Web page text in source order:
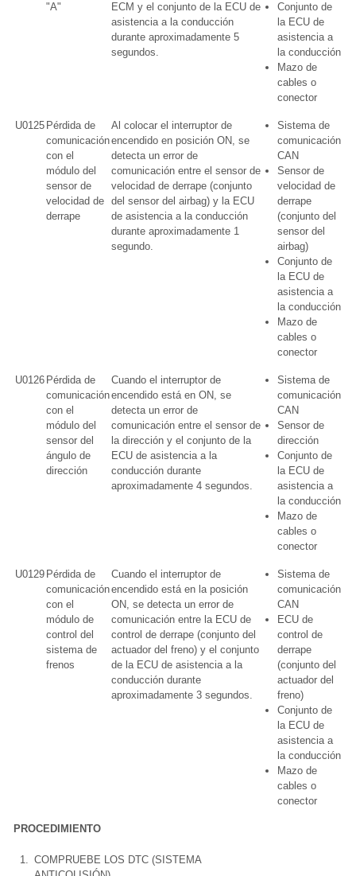
"A"
ECM y el conjunto de la ECU de
asistencia a la conducción
durante aproximadamente 5
segundos.
Conjunto de
la ECU de
asistencia a
la conducción
Mazo de
cables o
conector
U0125 Pérdida de
comunicación
con el
módulo del
sensor de
velocidad de
derrape
Al colocar el interruptor de
encendido en posición ON, se
detecta un error de
comunicación entre el sensor de
velocidad de derrape (conjunto
del sensor del airbag) y la ECU
de asistencia a la conducción
durante aproximadamente 1
segundo.
Sistema de
comunicación
CAN
Sensor de
velocidad de
derrape
(conjunto del
sensor del
airbag)
Conjunto de
la ECU de
asistencia a
la conducción
Mazo de
cables o
conector
U0126 Pérdida de
comunicación
con el
módulo del
sensor del
ángulo de
dirección
Cuando el interruptor de
encendido está en ON, se
detecta un error de
comunicación entre el sensor de
la dirección y el conjunto de la
ECU de asistencia a la
conducción durante
aproximadamente 4 segundos.
Sistema de
comunicación
CAN
Sensor de
dirección
Conjunto de
la ECU de
asistencia a
la conducción
Mazo de
cables o
conector
U0129 Pérdida de
comunicación
con el
módulo de
control del
sistema de
frenos
Cuando el interruptor de
encendido está en la posición
ON, se detecta un error de
comunicación entre la ECU de
control de derrape (conjunto del
actuador del freno) y el conjunto
de la ECU de asistencia a la
conducción durante
aproximadamente 3 segundos.
Sistema de
comunicación
CAN
ECU de
control de
derrape
(conjunto del
actuador del
freno)
Conjunto de
la ECU de
asistencia a
la conducción
Mazo de
cables o
conector
PROCEDIMIENTO
1. COMPRUEBE LOS DTC (SISTEMA